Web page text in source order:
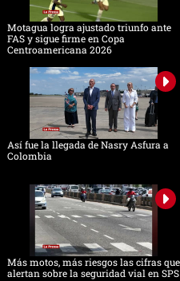
Motagua logra ajustado triunfo ante
FAS y sigue firme en Copa
Centroamericana 2026
Así fue la llegada de Nasry Asfura a
Colombia
Más motos, más riesgos las cifras que
alertan sobre la seguridad vial en SPS